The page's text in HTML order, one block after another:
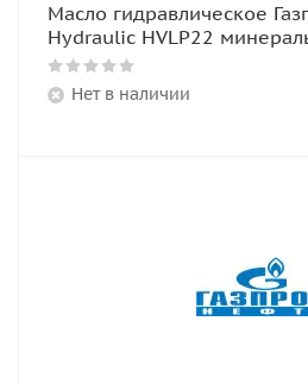
Масло гидравлическое
Hydraulic HVLP22
Нет в наличии